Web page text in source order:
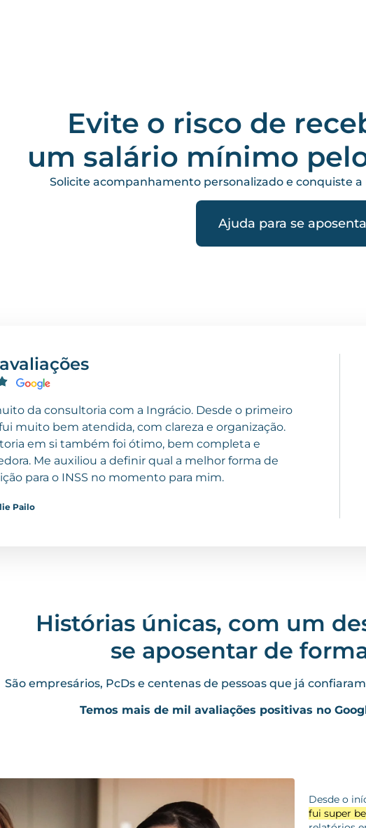
Evite o risco de
um salário mínimo
Solicite acompanhamento personalizado e conquiste
Ajuda para se
da consultoria com a Ingrácio. Desde o primeiro
muito bem atendida, com clareza e organização.
em si também foi ótimo, bem completa e
Me auxiliou a definir qual a melhor forma de
para o INSS no momento para mim.
Pailo
Histórias únicas, com um
se aposentar de
São empresários, PcDs e centenas de pessoas que já
Temos mais de mil avaliações positivas no
Desde o
fui super